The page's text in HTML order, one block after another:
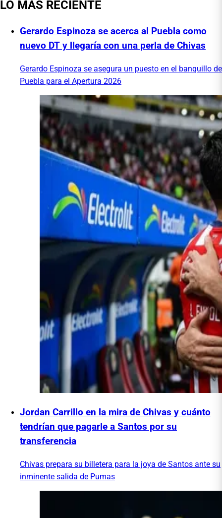
LO MÁS RECIENTE
Gerardo Espinoza se acerca al Puebla como
nuevo DT y llegaría con una perla de Chivas
Gerardo Espinoza se asegura un puesto en el banquillo de
Puebla para el Apertura 2026
Jordan Carrillo en la mira de Chivas y cuánto
tendrían que pagarle a Santos por su
transferencia
Chivas prepara su billetera para la joya de Santos ante su
inminente salida de Pumas